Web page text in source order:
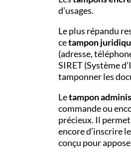
d’usages.
Le plus répandu
cetampon
(adresse,
SIRET (Système
tamponner les
Letampon
commande ou
précieux. Il permet
encore d’inscrire
conçu pour